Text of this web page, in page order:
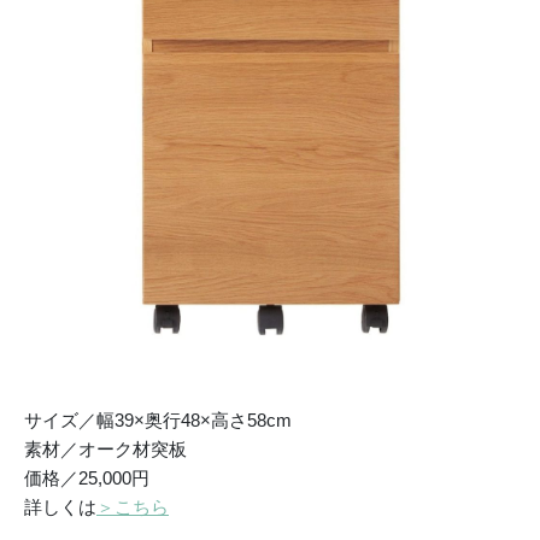
サイズ／幅39×奥行48×高さ58cm
素材／オーク材突板
価格／25,000円
詳しくは ＞こちら